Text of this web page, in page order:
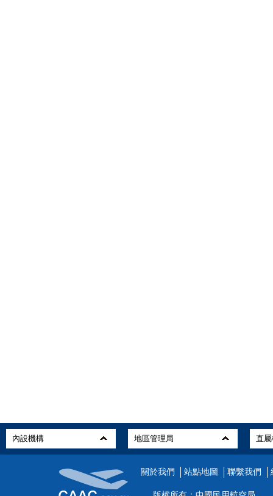
關於我們 站點地圖 聯繫我們